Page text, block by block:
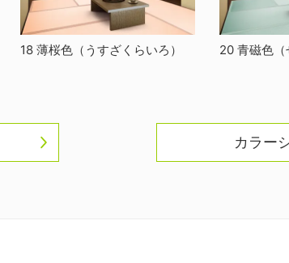
18 薄桜色 （うすざくらいろ） 20 青磁色
カラー